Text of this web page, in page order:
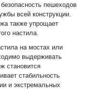
пешеходов
всей конструкции.
также упрощает
настила.
на мостах или
выдерживать
становится
стабильность
и экстремальных